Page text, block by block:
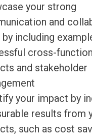
your strong
and
including
cross-
and stakeholder
your impact by
results from
such as cost